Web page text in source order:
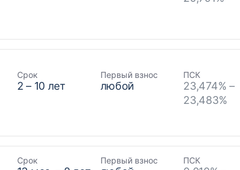
Срок
2 – 10 лет
Первый взнос
любой
ПСК
23,474% –
23,483%
Срок Первый взнос ПСК